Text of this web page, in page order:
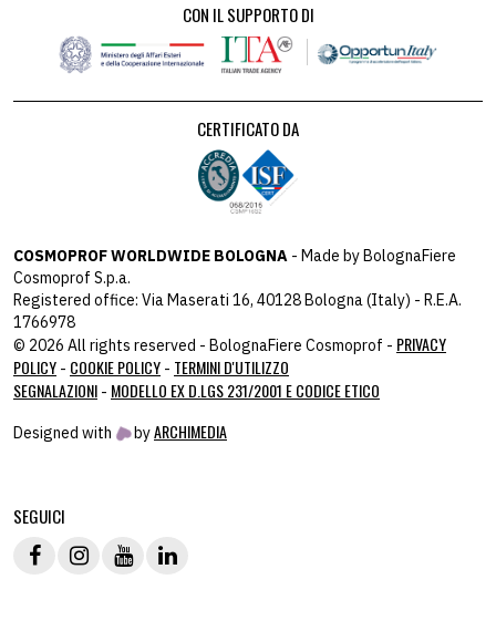
CON IL SUPPORTO DI
CERTIFICATO DA
COSMOPROF WORLDWIDE BOLOGNA - Made by BolognaFiere
Cosmoprof S.p.a.
Registered office: Via Maserati 16, 40128 Bologna (Italy) - R.E.A.
1766978
© 2026 All rights reserved - BolognaFiere Cosmoprof - PRIVACY
POLICY - COOKIE POLICY - TERMINI D'UTILIZZO
SEGNALAZIONI - MODELLO EX D.LGS 231/2001 E CODICE ETICO
Designed with byARCHIMEDIA
SEGUICI